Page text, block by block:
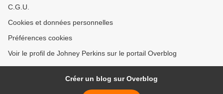
C.G.U.
Cookies et données personnelles
Préférences cookies
Voir le profil de Johney Perkins sur le portail Overblog
Créer un blog sur Overblog